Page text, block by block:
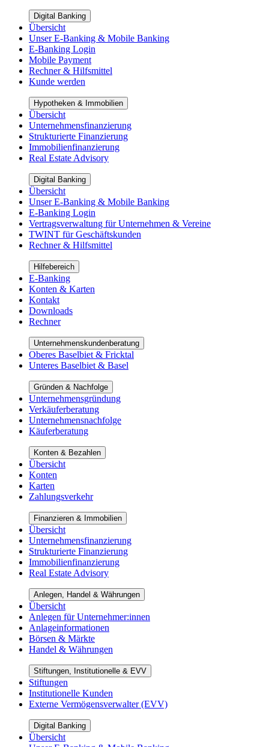
Digital Banking
Übersicht
Unser E-Banking & Mobile Banking
E-Banking Login
Mobile Payment
Rechner & Hilfsmittel
Kunde werden
Hypotheken & Immobilien
Übersicht
Unternehmensfinanzierung
Strukturierte Finanzierung
Immobilienfinanzierung
Real Estate Advisory
Digital Banking
Übersicht
Unser E-Banking & Mobile Banking
E-Banking Login
Vertragsverwaltung für Unternehmen & Vereine
TWINT für Geschäftskunden
Rechner & Hilfsmittel
Hilfebereich
E-Banking
Konten & Karten
Kontakt
Downloads
Rechner
Unternehmenskundenberatung
Oberes Baselbiet & Fricktal
Unteres Baselbiet & Basel
Gründen & Nachfolge
Unternehmensgründung
Verkäuferberatung
Unternehmensnachfolge
Käuferberatung
Konten & Bezahlen
Übersicht
Konten
Karten
Zahlungsverkehr
Finanzieren & Immobilien
Übersicht
Unternehmensfinanzierung
Strukturierte Finanzierung
Immobilienfinanzierung
Real Estate Advisory
Anlegen, Handel & Währungen
Übersicht
Anlegen für Unternehmer:innen
Anlageinformationen
Börsen & Märkte
Handel & Währungen
Stiftungen, Institutionelle & EVV
Stiftungen
Institutionelle Kunden
Externe Vermögensverwalter (EVV)
Digital Banking
Übersicht